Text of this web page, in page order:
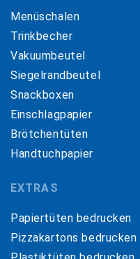
Menüschalen
Trinkbecher
Vakuumbeutel
Siegelrandbeutel
Snackboxen
Einschlagpapier
Brötchentüten
Handtuchpapier
EXTRAS
Papiertüten bedrucken
Pizzakartons bedrucken